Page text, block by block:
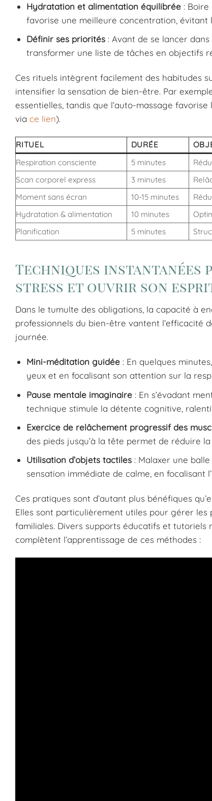
Hydratation et alimentation équilibrée :
favorise une meilleure concentration,
Définir ses priorités : Avant de se lancer
transformer une liste de tâches en objectifs
Ces rituels intègrent facilement des habitudes
intensifier la sensation de bien-être. Par
essentielles, tandis que l’auto-massage
via ce lien).
RITUEL DURÉE
Respiration consciente
5 minutes
Scan corporel express
3 minutes
Moment sans écran
10-15 minutes
Hydratation & alimentation
10 minutes
Planification
5 minutes
Techniques instantanées
stress et ouvrir son
Dans le tumulte des obligations, la capacité à
professionnels du bien-être vantent l’efficacité
journée.
Mini-méditation guidée : En quelques
yeux et en focalisant son attention sur la
Pause mentale imaginaire : En s’évadant
technique stimule la détente cognitive,
Exercice de relâchement progressif des
des pieds jusqu’à la tête permet de réduire
Utilisation d’objets tactiles : Malaxer une
sensation immédiate de calme, en focalisant
Ces pratiques sont d’autant plus bénéfiques
Elles sont particulièrement utiles pour gérer les
familiales. Divers supports éducatifs et tutoriels
complètent l’apprentissage de ces méthodes :